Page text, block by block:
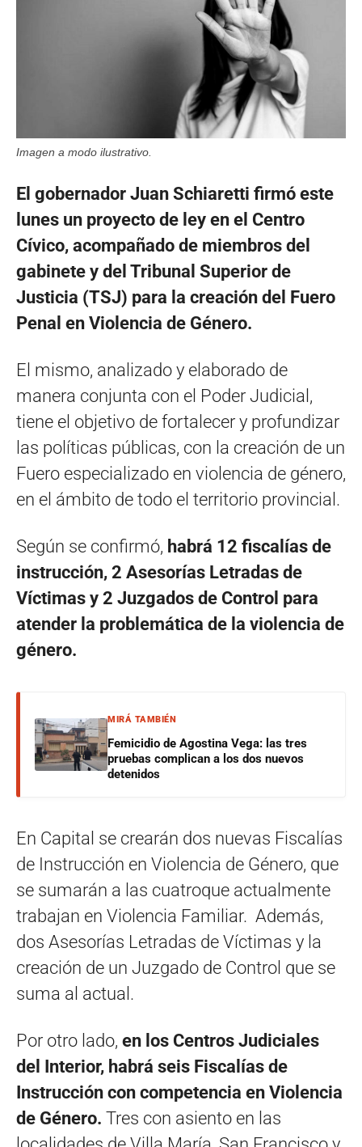
Imagen a modo ilustrativo.
El gobernador Juan Schiaretti firmó este
lunes un proyecto de ley en el Centro
Cívico, acompañado de miembros del
gabinete y del Tribunal Superior de
Justicia (TSJ) para la creación del Fuero
Penal en Violencia de Género.
El mismo, analizado y elaborado de
manera conjunta con el Poder Judicial,
tiene el objetivo de fortalecer y profundizar
las políticas públicas, con la creación de un
Fuero especializado en violencia de género,
en el ámbito de todo el territorio provincial.
Según se confirmó, habrá 12 fiscalías de
instrucción, 2 Asesorías Letradas de
Víctimas y 2 Juzgados de Control para
atender la problemática de la violencia de
género.
MIRÁ TAMBIÉN
Femicidio de Agostina Vega: las tres
pruebas complican a los dos nuevos
detenidos
En Capital se crearán dos nuevas Fiscalías
de Instrucción en Violencia de Género, que
se sumarán a las cuatroque actualmente
trabajan en Violencia Familiar. Además,
dos Asesorías Letradas de Víctimas y la
creación de un Juzgado de Control que se
suma al actual.
Por otro lado, en los Centros Judiciales
del Interior, habrá seis Fiscalías de
Instrucción con competencia en Violencia
de Género. Tres con asiento en las